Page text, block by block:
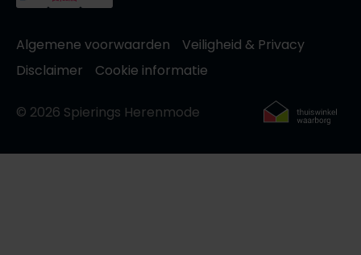
Algemene voorwaarden
Veiligheid & Privacy
Disclaimer
Cookie informatie
© 2026 Spierings Herenmode